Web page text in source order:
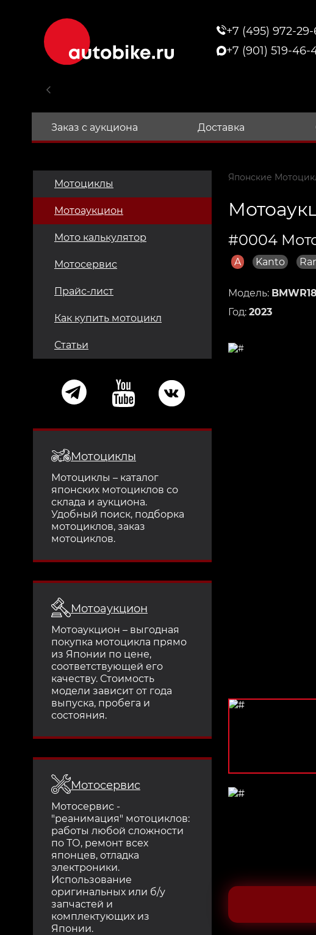
+7 (495) 972-29-
+7 (901) 519-46-
Заказ с аукциона Доставка
Мотоциклы
Мотоаукцион
Мото калькулятор
Мотосервис
Прайс-лист
Как купить мотоцикл
Статьи
Мотоциклы
Мотоциклы – каталог
японских мотоциклов со
склада и аукциона.
Удобный поиск, подборка
мотоциклов, заказ
мотоциклов.
Мотоаукцион
Мотоаукцион – выгодная
покупка мотоцикла прямо
из Японии по цене,
соответствующей его
качеству. Стоимость
модели зависит от года
выпуска, пробега и
состояния.
Мотосервис
Мотосервис -
"реанимация" мотоциклов:
работы любой сложности
по ТО, ремонт всех
японцев, отладка
электроники.
Использование
оригинальных или б/у
запчастей и
комплектующих из
Японии.
Японские
#0004
A Kanto
Модель:
Год: 2023